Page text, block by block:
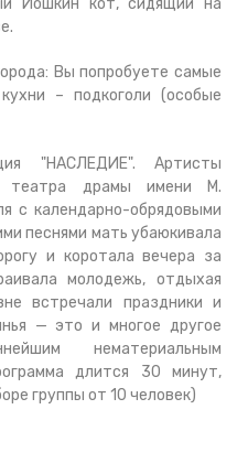
Йошкин кот, сидящий на
Вы попробуете самые
– подкоголи (особые
"НАСЛЕДИЕ". Артисты
театра драмы имени М.
с календарно-обрядовыми
песнями мать убаюкивала
и коротала вечера за
молодежь, отдыхая
встречали праздники и
— это и многое другое
нематериальным
длится 30 минут,
группы от 10 человек)